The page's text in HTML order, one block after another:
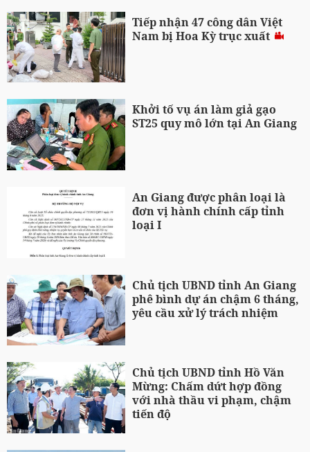
Tiếp nhận 47 công dân Việt
Nam bị Hoa Kỳ trục xuất
Khởi tố vụ án làm giả gạo
ST25 quy mô lớn tại An Giang
An Giang được phân loại là
đơn vị hành chính cấp tỉnh
loại I
Chủ tịch UBND tỉnh An Giang
phê bình dự án chậm 6 tháng,
yêu cầu xử lý trách nhiệm
Chủ tịch UBND tỉnh Hồ Văn
Mừng: Chấm dứt hợp đồng
với nhà thầu vi phạm, chậm
tiến độ